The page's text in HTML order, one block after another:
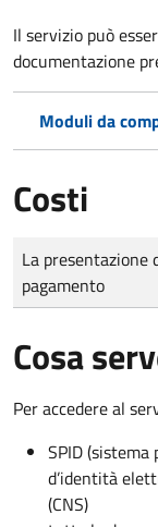
Il servizio può
documentazione
Moduli da
Costi
Tipo di pagamento
Importo
La presentazione
pagamento
Cosa
Per accedere al
SPID
d’identità
(CNS)